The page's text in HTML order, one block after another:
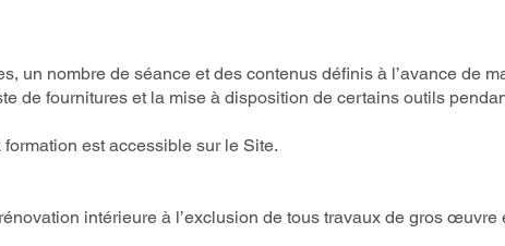
un nombre de séance et des contenus définis à l’avance de
de fournitures et la mise à disposition de certains outils
est accessible sur le Site.
intérieure à l’exclusion de tous travaux de gros œuvre